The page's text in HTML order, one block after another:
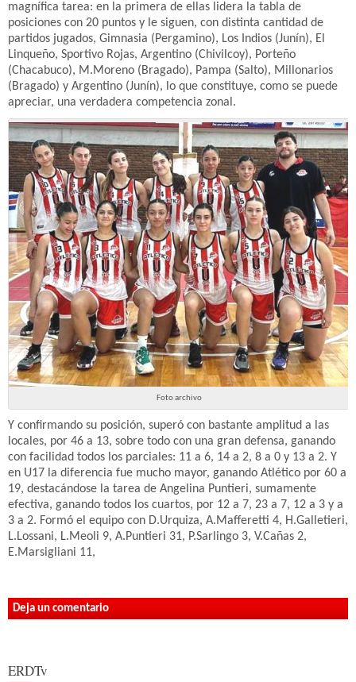
magnífica tarea: en la primera de ellas lidera la tabla de
posiciones con 20 puntos y le siguen, con distinta cantidad de
partidos jugados, Gimnasia (Pergamino), Los Indios (Junín), El
Linqueño, Sportivo Rojas, Argentino (Chivilcoy), Porteño
(Chacabuco), M.Moreno (Bragado), Pampa (Salto), Millonarios
(Bragado) y Argentino (Junín), lo que constituye, como se puede
apreciar, una verdadera competencia zonal.
Foto archivo
Y confirmando su posición, superó con bastante amplitud a las
locales, por 46 a 13, sobre todo con una gran defensa, ganando
con facilidad todos los parciales: 11 a 6, 14 a 2, 8 a 0 y 13 a 2. Y
en U17 la diferencia fue mucho mayor, ganando Atlético por 60 a
19, destacándose la tarea de Angelina Puntieri, sumamente
efectiva, ganando todos los cuartos, por 12 a 7, 23 a 7, 12 a 3 y a
3 a 2. Formó el equipo con D.Urquiza, A.Mafferetti 4, H.Galletieri,
L.Lossani, L.Meoli 9, A.Puntieri 31, P.Sarlingo 3, V.Cañas 2,
E.Marsigliani 11,
Deja un comentario
ERDTv